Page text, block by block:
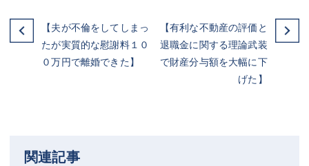
【夫が不倫をしてしまっ
たが実質的な慰謝料１０
０万円で離婚できた】
【有利な不動産の評価と
退職金に関する理論武装
で財産分与額を大幅に下
げた】
関連記事